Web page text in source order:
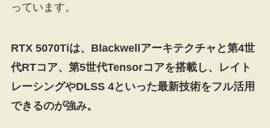
っています。
RTX 5070Tiは、Blackwellアーキテクチャと第4世
代RTコア、第5世代Tensorコアを搭載し、レイト
レーシングやDLSS 4といった最新技術をフル活用
できるのが強み。